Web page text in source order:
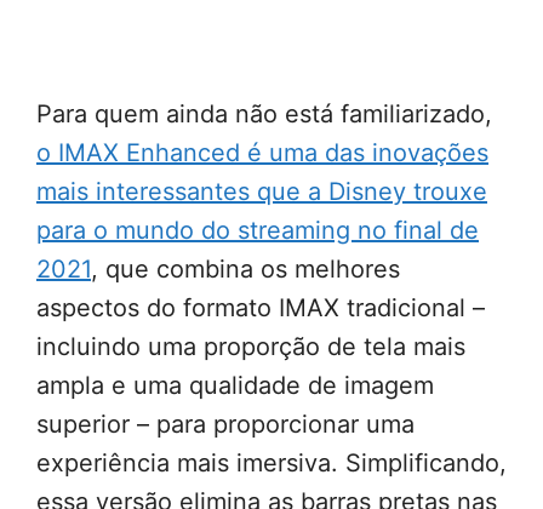
Para quem ainda não está familiarizado,
o IMAX Enhanced é uma das inovações
mais interessantes que a Disney trouxe
para o mundo do streaming no final de
2021, que combina os melhores
aspectos do formato IMAX tradicional –
incluindo uma proporção de tela mais
ampla e uma qualidade de imagem
superior – para proporcionar uma
experiência mais imersiva. Simplificando,
essa versão elimina as barras pretas nas